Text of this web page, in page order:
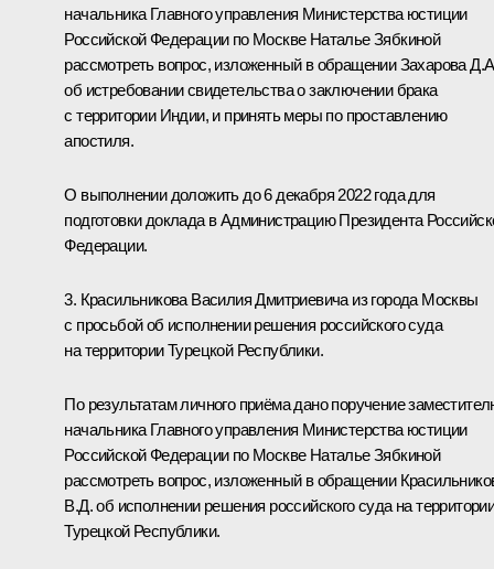
начальника Главного управления Министерства юстиции
Российской Федерации по Москве Наталье Зябкиной
рассмотреть вопрос, изложенный в обращении Захарова
об истребовании свидетельства о заключении брака
с территории Индии, и принять меры по проставлению
апостиля.
О выполнении доложить до 6 декабря 2022 года для
подготовки доклада в Администрацию Президента
Федерации.
3. Красильникова Василия Дмитриевича из города Москвы
с просьбой об исполнении решения российского суда
на территории Турецкой Республики.
По результатам личного приёма дано поручение
начальника Главного управления Министерства юстиции
Российской Федерации по Москве Наталье Зябкиной
рассмотреть вопрос, изложенный в обращении
В.Д. об исполнении решения российского суда на
Турецкой Республики.